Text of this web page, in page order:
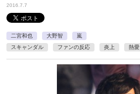
2016.7.7
二宮和也 大野智
嵐
スキャンダル
ファンの反応 炎上 熱愛